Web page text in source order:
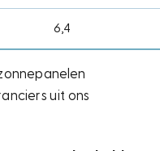
6,4
uit ons